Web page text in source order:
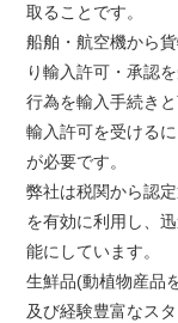
取ることです。
船舶・航空機から
り輸入許可・承認
行為を輸入手続きと
輸入許可を受ける
が必要です。
弊社は税関から認
を有効に利用し、
能にしています。
生鮮品(動植物産品
及び経験豊富なス